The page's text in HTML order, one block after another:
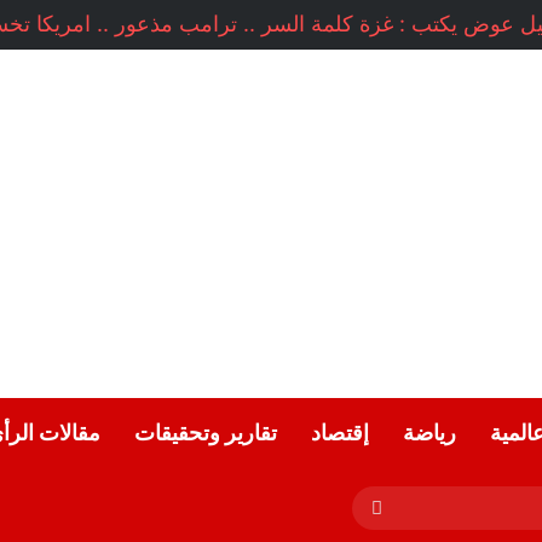
رياضة إقتصاد تقارير وتحقيقات مقالات
بحث